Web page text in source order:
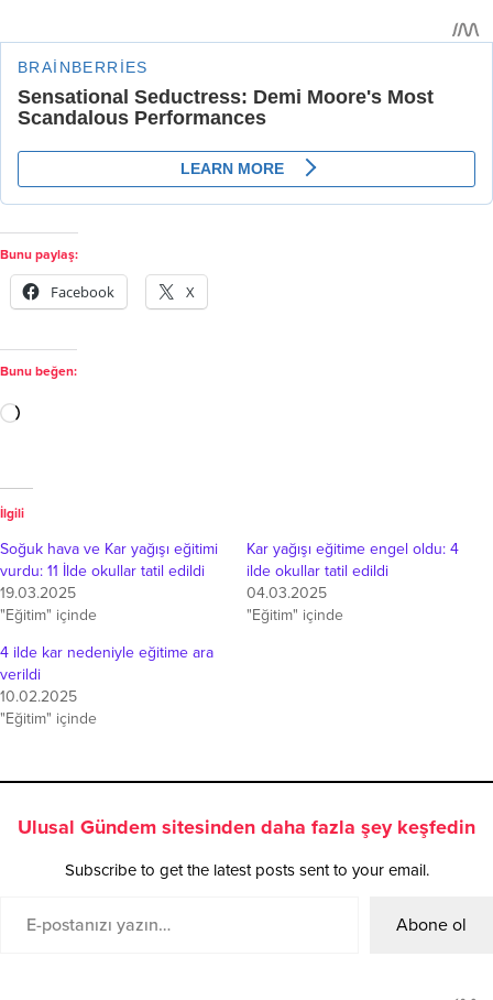
Bunu paylaş:
Facebook X
Bunu beğen:
İlgili
Soğuk hava ve Kar yağışı eğitimi
vurdu: 11 İlde okullar tatil edildi
19.03.2025
"Eğitim" içinde
Kar yağışı eğitime engel oldu: 4
ilde okullar tatil edildi
04.03.2025
"Eğitim" içinde
4 ilde kar nedeniyle eğitime ara
verildi
10.02.2025
"Eğitim" içinde
Ulusal Gündem sitesinden daha fazla şey keşfedin
Subscribe to get the latest posts sent to your email.
Abone ol